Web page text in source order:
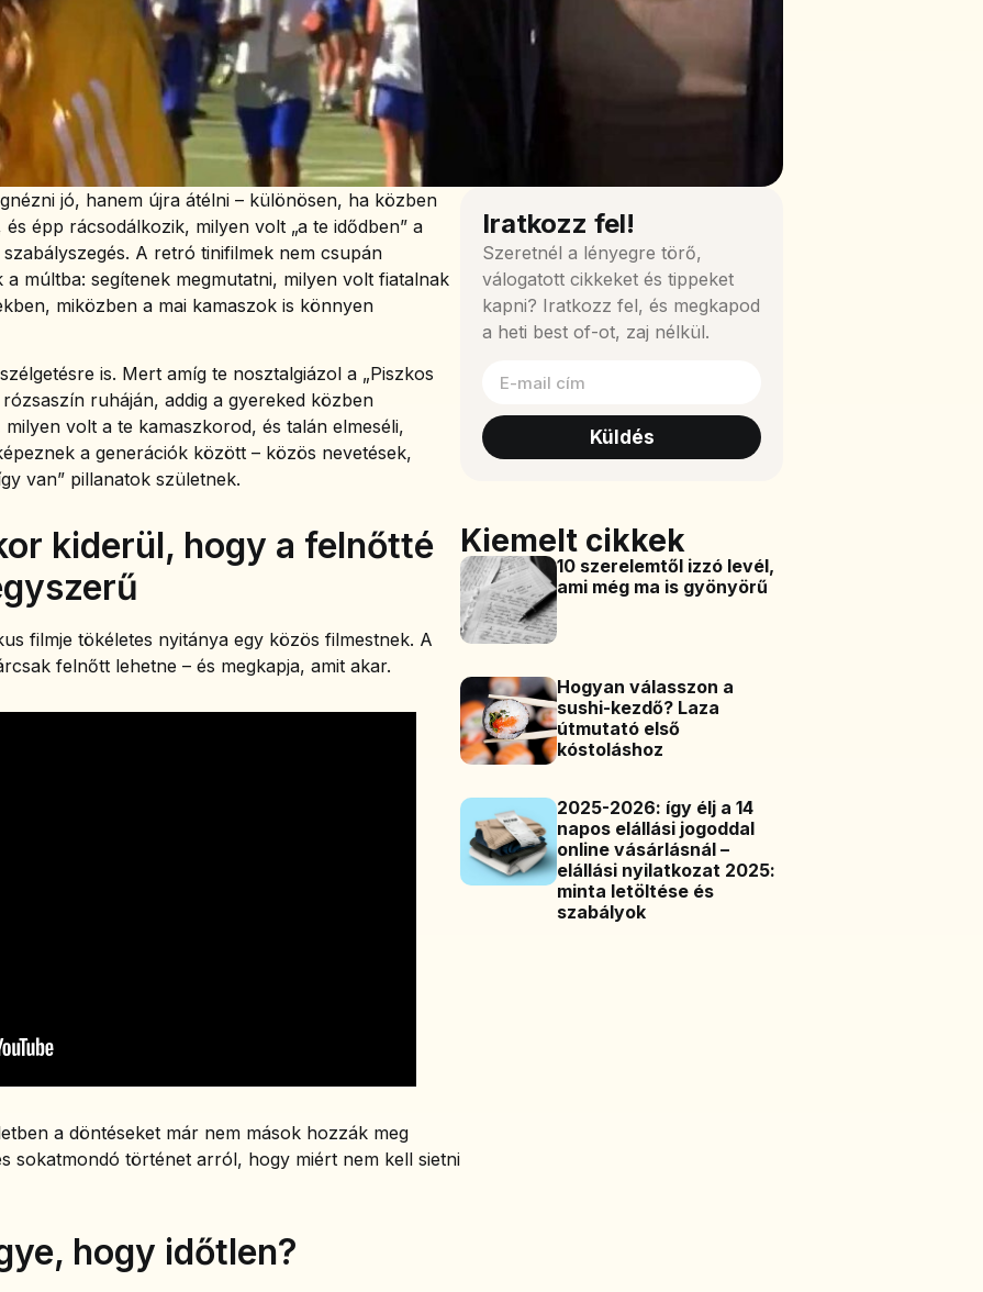
jó, hanem újra átélni – különösen, ha közben
épp rácsodálkozik, milyen volt „a te idődben” a
A retró tinifilmek nem csupán
múltba: segítenek megmutatni, milyen volt fiatalnak
miközben a mai kamaszok is könnyen
is. Mert amíg te nosztalgiázol a „Piszkos
ruháján, addig a gyereked közben
volt a te kamaszkorod, és talán elmeséli,
a generációk között – közös nevetések,
van” pillanatok születnek.
kiderül, hogy a felnőtté
filmje tökéletes nyitánya egy közös filmestnek. A
felnőtt lehetne – és megkapja, amit akar.
a döntéseket már nem mások hozzák meg
sokatmondó történet arról, hogy miért nem kell sietni
hogy időtlen?
Iratkozz fel!
Szeretnél a lényegre törő,
válogatott cikkeket és tippeket
kapni? Iratkozz fel, és megkapod
a heti best of-ot, zaj nélkül.
Küldés
Kiemelt cikkek
10 szerelemtől izzó levél,
ami még ma is gyönyörű
Hogyan válasszon a
sushi-kezdő? Laza
útmutató első
kóstoláshoz
2025-2026: így élj a 14
napos elállási jogoddal
online vásárlásnál –
elállási nyilatkozat 2025:
minta letöltése és
szabályok